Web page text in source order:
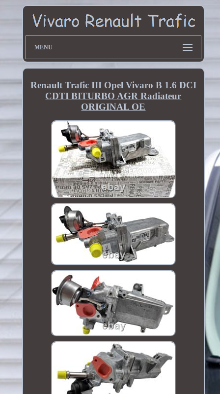
MENU
Renault Trafic III Opel Vivaro B 1.6 DCI
CDTI BITURBO AGR Radiateur
ORIGINAL OE